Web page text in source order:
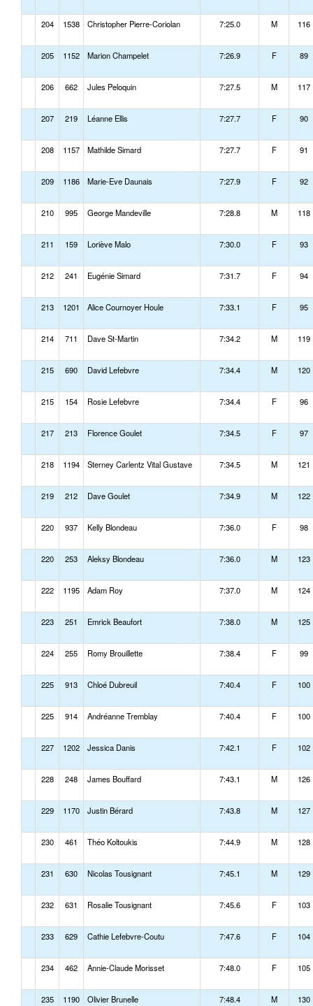
204 1538 Christopher Pierre-Coriolan 7:25.0 M 116
205 1152 Marion Champelet 7:26.9 F 89
206 662 Jules Peloquin 7:27.5 M 117
207 219 Léanne Ellis 7:27.7 F 90
208 1157 Mathilde Simard 7:27.7 F 91
209 1186 Marie-Eve Daunais 7:27.9 F 92
210 995 George Mandeville 7:28.8 M 118
211 159 Loriève Malo 7:30.0 F 93
212 241 Eugénie Simard 7:31.7 F 94
213 1201 Alice Cournoyer Houle 7:33.1 F 95
214 711 Dave St-Martin 7:34.2 M 119
215 690 David Lefebvre 7:34.4 M 120
215 154 Rosie Lefebvre 7:34.4 F 96
217 213 Florence Goulet 7:34.5 F 97
218 1194 Sterney Carlentz Vital Gustave 7:34.5 M 121
219 212 Dave Goulet 7:34.9 M 122
220 937 Kelly Blondeau 7:36.0 F 98
220 253 Aleksy Blondeau 7:36.0 M 123
222 1195 Adam Roy 7:37.0 M 124
223 251 Emrick Beaufort 7:38.0 M 125
224 255 Romy Brouillette 7:38.4 F 99
225 913 Chloé Dubreuil 7:40.4 F 100
225 914 Andréanne Tremblay 7:40.4 F 100
227 1202 Jessica Danis 7:42.1 F 102
228 248 James Bouffard 7:43.1 M 126
229 1170 Justin Bérard 7:43.8 M 127
230 461 Théo Koltoukis 7:44.9 M 128
231 630 Nicolas Tousignant 7:45.1 M 129
232 631 Rosalie Tousignant 7:45.6 F 103
233 629 Cathie Lefebvre-Coutu 7:47.6 F 104
234 462 Annie-Claude Morisset 7:48.0 F 105
235 1190 Olivier Brunelle 7:48.4 M 130